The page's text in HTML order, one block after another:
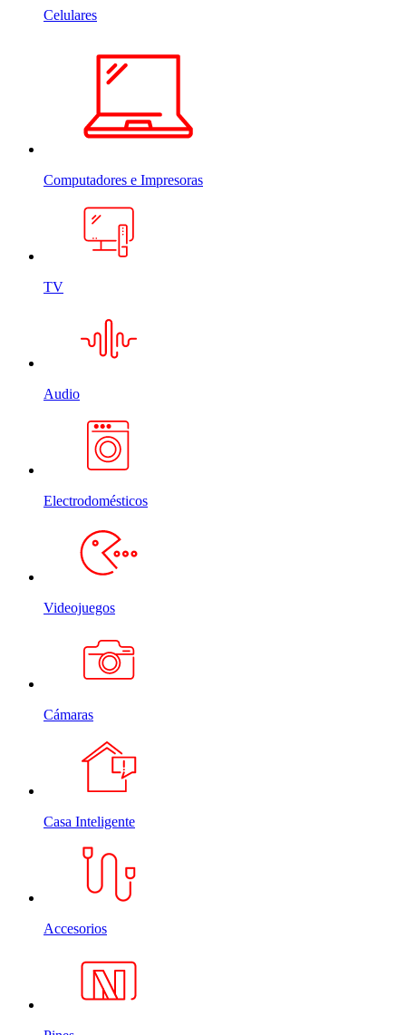
Celulares
Computadores e Impresoras
TV
Audio
Electrodomésticos
Videojuegos
Cámaras
Casa Inteligente
Accesorios